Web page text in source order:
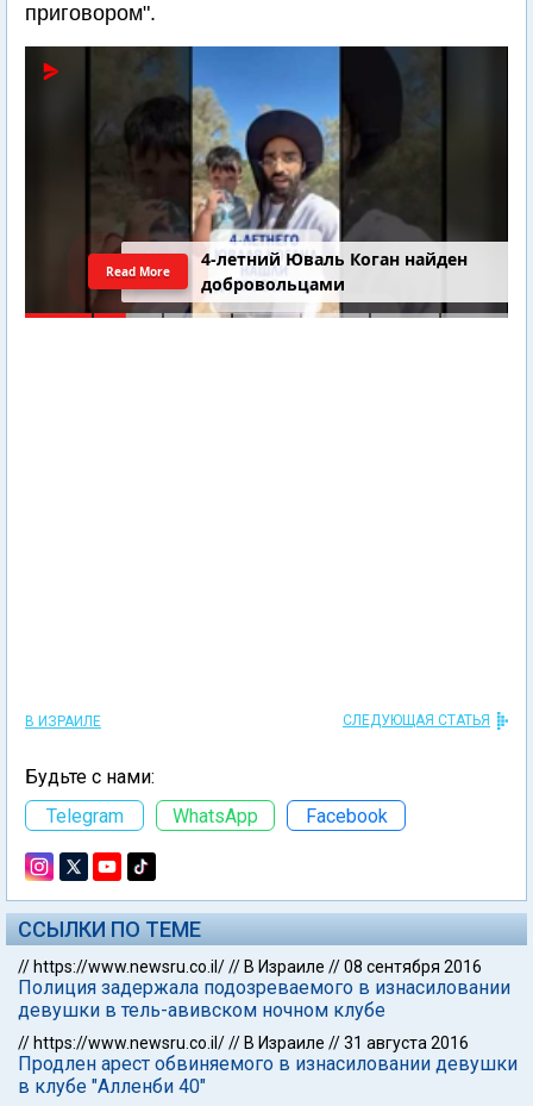
приговором".
4-летний Юваль Коган найден
добровольцами
Read More
В ИЗРАИЛЕ СЛЕДУЮЩАЯ СТАТЬЯ
Будьте с нами:
Telegram
WhatsApp Facebook
ССЫЛКИ ПО ТЕМЕ
// https://www.newsru.co.il/// В Израиле //08 сентября 2016
Полиция задержала подозреваемого в изнасиловании
девушки в тель-авивском ночном клубе
// https://www.newsru.co.il/// В Израиле //31 августа 2016
Продлен арест обвиняемого в изнасиловании девушки
в клубе "Алленби 40"